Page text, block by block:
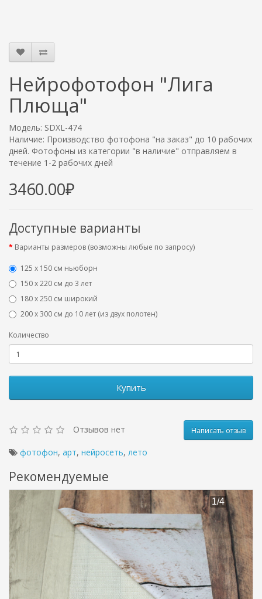
Нейрофотофон "Лига
Плюща"
Модель: SDXL-474
Наличие: Производство фотофона "на заказ" до 10 рабочих
дней. Фотофоны из категории "в наличие" отправляем в
течение 1-2 рабочих дней
3460.00₽
Доступные варианты
Варианты размеров (возможны любые по запросу)
125 x 150 см ньюборн
150 х 220 см до 3 лет
180 х 250 см широкий
200 х 300 см до 10 лет (из двух полотен)
Количество
Купить
Отзывов нет Написать отзыв
фотофон, арт, нейросеть, лето
Рекомендуемые